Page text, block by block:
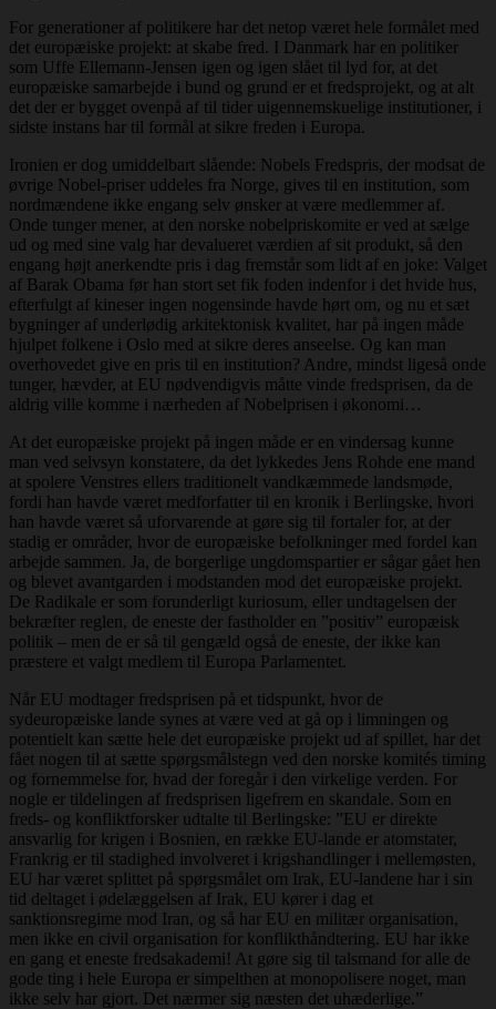
For generationer af politikere har det netop været hele formålet med
det europæiske projekt: at skabe fred. I Danmark har en politiker
som Uffe Ellemann-Jensen igen og igen slået til lyd for, at det
europæiske samarbejde i bund og grund er et fredsprojekt, og at alt
det der er bygget ovenpå af til tider uigennemskuelige institutioner, i
sidste instans har til formål at sikre freden i Europa.
Ironien er dog umiddelbart slående: Nobels Fredspris, der modsat de
øvrige Nobel-priser uddeles fra Norge, gives til en institution, som
nordmændene ikke engang selv ønsker at være medlemmer af.
Onde tunger mener, at den norske nobelpriskomite er ved at sælge
ud og med sine valg har devalueret værdien af sit produkt, så den
engang højt anerkendte pris i dag fremstår som lidt af en joke: Valget
af Barak Obama før han stort set fik foden indenfor i det hvide hus,
efterfulgt af kineser ingen nogensinde havde hørt om, og nu et sæt
bygninger af underlødig arkitektonisk kvalitet, har på ingen måde
hjulpet folkene i Oslo med at sikre deres anseelse. Og kan man
overhovedet give en pris til en institution? Andre, mindst ligeså onde
tunger, hævder, at EU nødvendigvis måtte vinde fredsprisen, da de
aldrig ville komme i nærheden af Nobelprisen i økonomi…
At det europæiske projekt på ingen måde er en vindersag kunne
man ved selvsyn konstatere, da det lykkedes Jens Rohde ene mand
at spolere Venstres ellers traditionelt vandkæmmede landsmøde,
fordi han havde været medforfatter til en kronik i Berlingske, hvori
han havde været så uforvarende at gøre sig til fortaler for, at der
stadig er områder, hvor de europæiske befolkninger med fordel kan
arbejde sammen. Ja, de borgerlige ungdomspartier er sågar gået hen
og blevet avantgarden i modstanden mod det europæiske projekt.
De Radikale er som forunderligt kuriosum, eller undtagelsen der
bekræfter reglen, de eneste der fastholder en ”positiv” europæisk
politik – men de er så til gengæld også de eneste, der ikke kan
præstere et valgt medlem til Europa Parlamentet.
Når EU modtager fredsprisen på et tidspunkt, hvor de
sydeuropæiske lande synes at være ved at gå op i limningen og
potentielt kan sætte hele det europæiske projekt ud af spillet, har det
fået nogen til at sætte spørgsmålstegn ved den norske komités timing
og fornemmelse for, hvad der foregår i den virkelige verden. For
nogle er tildelingen af fredsprisen ligefrem en skandale. Som en
freds- og konfliktforsker udtalte til Berlingske: ”EU er direkte
ansvarlig for krigen i Bosnien, en række EU-lande er atomstater,
Frankrig er til stadighed involveret i krigshandlinger i mellemøsten,
EU har været splittet på spørgsmålet om Irak, EU-landene har i sin
tid deltaget i ødelæggelsen af Irak, EU kører i dag et
sanktionsregime mod Iran, og så har EU en militær organisation,
men ikke en civil organisation for konflikthåndtering. EU har ikke
en gang et eneste fredsakademi! At gøre sig til talsmand for alle de
gode ting i hele Europa er simpelthen at monopolisere noget, man
ikke selv har gjort. Det nærmer sig næsten det uhæderlige.”